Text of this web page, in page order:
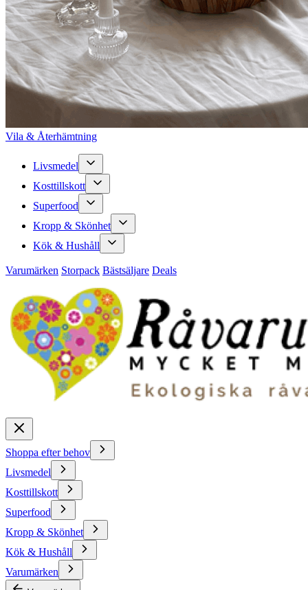
Vila & Återhämtning
Livsmedel
Kosttillskott
Superfood
Kropp & Skönhet
Kök & Hushåll
Varumärken Storpack Bästsäljare Deals
Shoppa efter behov
Livsmedel
Kosttillskott
Superfood
Kropp & Skönhet
Kök & Hushåll
Varumärken